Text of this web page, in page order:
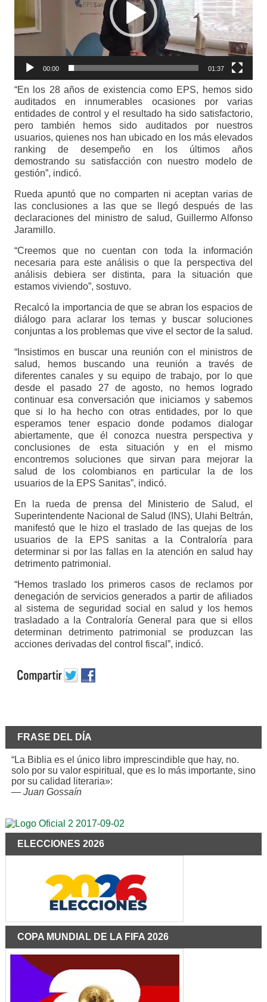
00:00 01:37
“En los 28 años de existencia como EPS, hemos sido
auditados en innumerables ocasiones por varias
entidades de control y el resultado ha sido satisfactorio,
pero también hemos sido auditados por nuestros
usuarios, quienes nos han ubicado en los más elevados
ranking de desempeño en los últimos años
demostrando su satisfacción con nuestro modelo de
gestión”, indicó.
Rueda apuntó que no comparten ni aceptan varias de
las conclusiones a las que se llegó después de las
declaraciones del ministro de salud, Guillermo Alfonso
Jaramillo.
“Creemos que no cuentan con toda la información
necesaria para este análisis o que la perspectiva del
análisis debiera ser distinta, para la situación que
estamos viviendo”, sostuvo.
Recalcó la importancia de que se abran los espacios de
diálogo para aclarar los temas y buscar soluciones
conjuntas a los problemas que vive el sector de la salud.
“Insistimos en buscar una reunión con el ministros de
salud, hemos buscando una reunión a través de
diferentes canales y su equipo de trabajo, por lo que
desde el pasado 27 de agosto, no hemos logrado
continuar esa conversación que iniciamos y sabemos
que si lo ha hecho con otras entidades, por lo que
esperamos tener espacio donde podamos dialogar
abiertamente, que él conozca nuestra perspectiva y
conclusiones de esta situación y en el mismo
encontremos soluciones que sirvan para mejorar la
salud de los colombianos en particular la de los
usuarios de la EPS Sanitas”, indicó.
En la rueda de prensa del Ministerio de Salud, el
Superintendente Nacional de Salud (INS), Ulahi Beltrán,
manifestó que le hizo el traslado de las quejas de los
usuarios de la EPS sanitas a la Contraloría para
determinar si por las fallas en la atención en salud hay
detrimento patrimonial.
“Hemos traslado los primeros casos de reclamos por
denegación de servicios generados a partir de afiliados
al sistema de seguridad social en salud y los hemos
trasladado a la Contraloría General para que si ellos
determinan detrimento patrimonial se produzcan las
acciones derivadas del control fiscal”, indicó.
FRASE DEL DÍA
“La Biblia es el único libro imprescindible que hay, no.
solo por su valor espiritual, que es lo más importante, sino
por su calidad literaria»:
— Juan Gossaín
ELECCIONES 2026
COPA MUNDIAL DE LA FIFA 2026